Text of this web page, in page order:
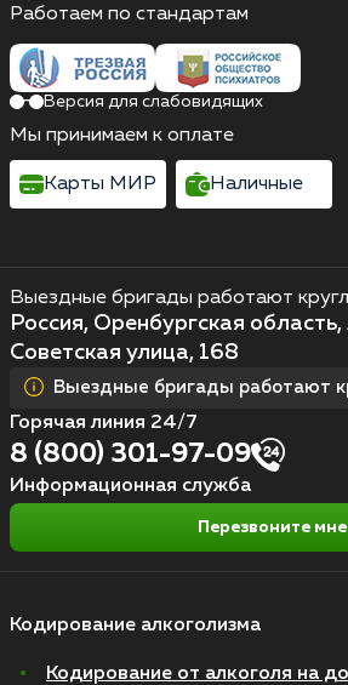
Кодирование алкоголизма
Кодирование от алкоголя на
Выездные бригады работают
Россия, Оренбургская
Советская улица, 168
Выездные бригады работают
Горячая линия 24/7
8 (800) 301-97-09
Информационная служба
Перезвоните мне
Работаем по стандартам
Версия для слабовидящих
Мы принимаем к оплате
Карты МИР Наличные